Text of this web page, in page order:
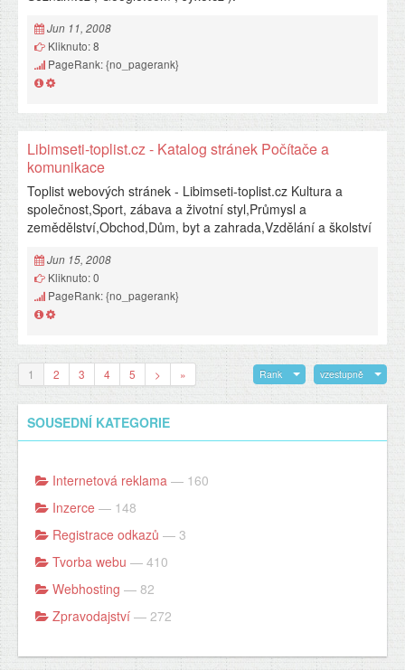
Jun 11, 2008
Kliknuto: 8
PageRank: {no_pagerank}
Libimseti-toplist.cz - Katalog stránek Počítače a
komunikace
Toplist webových stránek - Libimseti-toplist.cz Kultura a
společnost,Sport, zábava a životní styl,Průmysl a
zemědělství,Obchod,Dům, byt a zahrada,Vzdělání a školství
Jun 15, 2008
Kliknuto: 0
PageRank: {no_pagerank}
Rank vzestupně
1 2 3 4 5 > »
SOUSEDNÍ KATEGORIE
Internetová reklama — 160
Inzerce — 148
Registrace odkazů — 3
Tvorba webu — 410
Webhosting — 82
Zpravodajství — 272